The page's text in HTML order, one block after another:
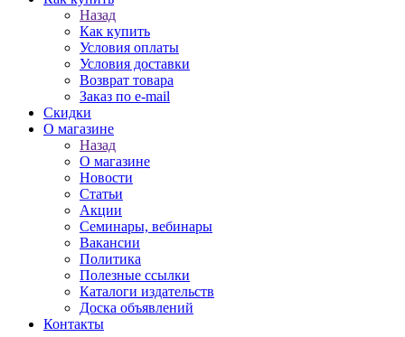
Назад
Как купить
Условия оплаты
Условия доставки
Возврат товара
Заказ по e-mail
Скидки
О магазине
Назад
О магазине
Новости
Статьи
Акции
Семинары, вебинары
Вакансии
Политика
Полезные ссылки
Каталоги издательств
Доска объявлений
Контакты